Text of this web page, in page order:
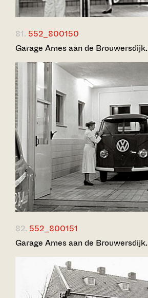
81. 552_800150
Garage Ames aan de Brouwersdijk.
82. 552_800151
Garage Ames aan de Brouwersdijk.